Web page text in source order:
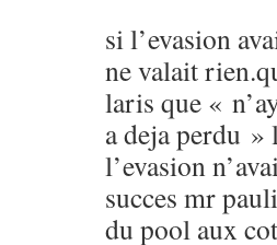
si l’evasion
ne valait
laris que «
a deja perdu »
l’evasion
succes mr
du pool aux